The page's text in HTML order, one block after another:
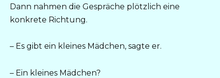
Dann nahmen die Gespräche plötzlich eine
konkrete Richtung.
– Es gibt ein kleines Mädchen, sagte er.
– Ein kleines Mädchen?